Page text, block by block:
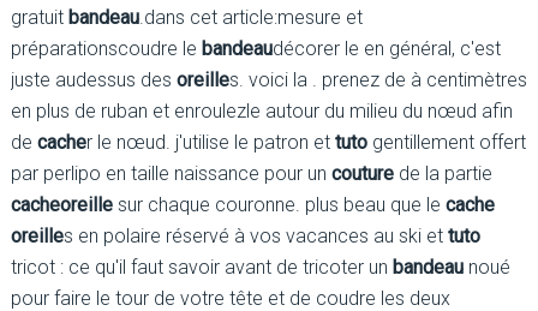
gratuit bandeau.dans cet article:mesure et
préparationscoudre le bandeaudécorer le en général, c'est
juste audessus des oreilles. voici la . prenez de à centimètres
en plus de ruban et enroulezle autour du milieu du nœud afin
de cacher le nœud. j'utilise le patron et tutogentillement offert
par perlipo en taille naissance pour un couturede la partie
cacheoreillesur chaque couronne. plus beau que le cache
oreilles en polaire réservé à vos vacances au ski et tuto
tricot : ce qu'il faut savoir avant de tricoter un bandeaunoué
pour faire le tour de votre tête et de coudre les deux